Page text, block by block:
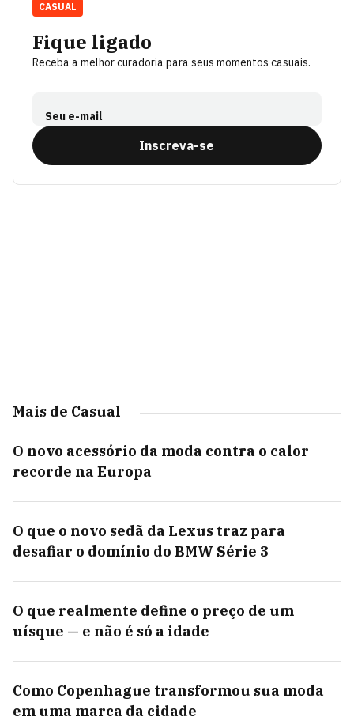
Fique ligado
Receba a melhor curadoria para seus momentos casuais.
Seu e-mail
Inscreva-se
CASUAL
Mais de Casual
O novo acessório da moda contra o calor
recorde na Europa
O que o novo sedã da Lexus traz para
desafiar o domínio do BMW Série 3
O que realmente define o preço de um
uísque — e não é só a idade
Como Copenhague transformou sua moda
em uma marca da cidade